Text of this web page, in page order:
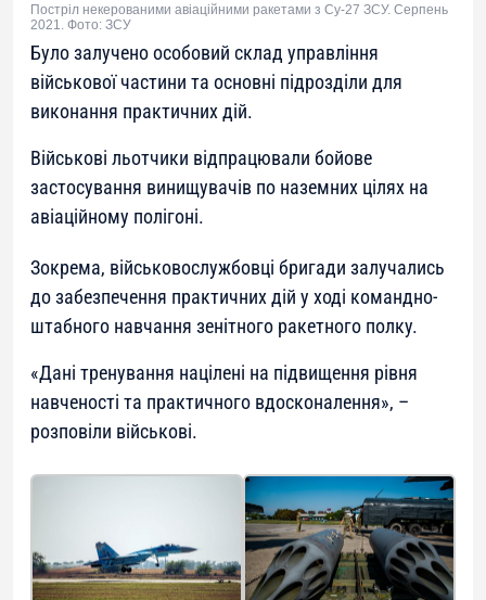
Постріл некерованими авіаційними ракетами з Су-27 ЗСУ. Серпень
2021. Фото: ЗСУ
Було залучено особовий склад управління
військової частини та основні підрозділи для
виконання практичних дій.
Військові льотчики відпрацювали бойове
застосування винищувачів по наземних цілях на
авіаційному полігоні.
Зокрема, військовослужбовці бригади залучались
до забезпечення практичних дій у ході командно-
штабного навчання зенітного ракетного полку.
«Дані тренування націлені на підвищення рівня
навченості та практичного вдосконалення», –
розповіли військові.